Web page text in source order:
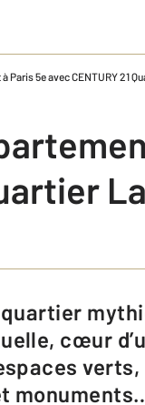
Paris 5e avec CENTURY 21
cœur